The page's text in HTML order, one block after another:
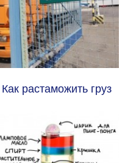
Как растаможить груз